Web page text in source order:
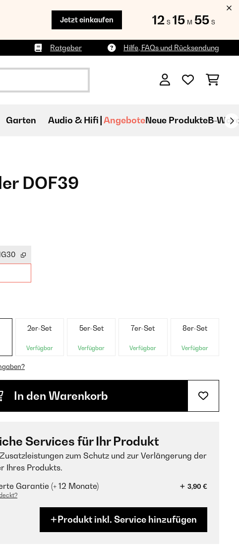
Jetzt einkaufen 12 S 15 M 54 S
Ratgeber Hilfe, FAQs und Rücksendung
Garten Audio & Hifi AngeboteNeue ProdukteB-
DOF39
2er-Set
Verfügbar
5er-Set
Verfügbar
7er-Set
Verfügbar
8er-Set
Verfügbar
In den Warenkorb
Services für Ihr Produkt
zum Schutz und zur Verlängerung der
Ihres Produkts.
Garantie (+ 12 Monate)
3,90 €
Produkt inkl. Service hinzufügen